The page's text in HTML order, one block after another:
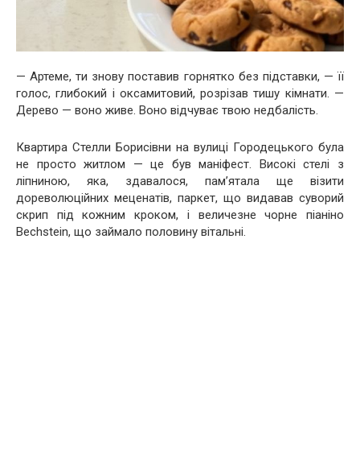
— Артеме, ти знову поставив горнятко без підставки, — її
голос, глибокий і оксамитовий, розрізав тишу кімнати. —
Дерево — воно живе. Воно відчуває твою недбалість.
Квартира Стелли Борисівни на вулиці Городецького була
не просто житлом — це був маніфест. Високі стелі з
ліпниною, яка, здавалося, пам’ятала ще візити
дореволюційних меценатів, паркет, що видавав суворий
скрип під кожним кроком, і величезне чорне піаніно
Bechstein, що займало половину вітальні.